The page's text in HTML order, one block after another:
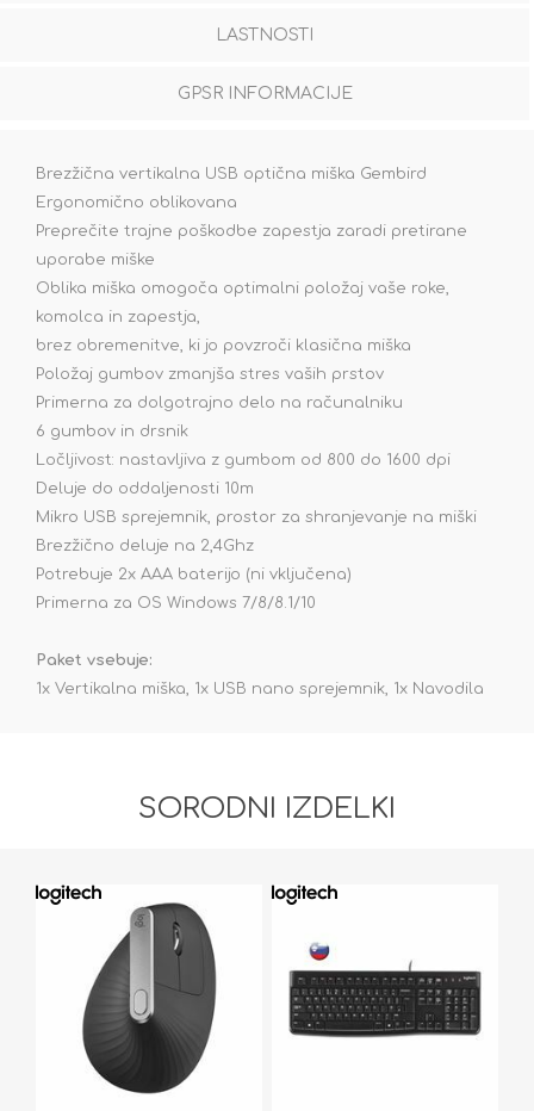
LASTNOSTI
GPSR INFORMACIJE
Brezžična vertikalna USB optična miška Gembird
Ergonomično oblikovana
Preprečite trajne poškodbe zapestja zaradi pretirane
uporabe miške
Oblika miška omogoča optimalni položaj vaše roke,
komolca in zapestja,
brez obremenitve, ki jo povzroči klasična miška
Položaj gumbov zmanjša stres vaših prstov
Primerna za dolgotrajno delo na računalniku
6 gumbov in drsnik
Ločljivost: nastavljiva z gumbom od 800 do 1600 dpi
Deluje do oddaljenosti 10m
Mikro USB sprejemnik, prostor za shranjevanje na miški
Brezžično deluje na 2,4Ghz
Potrebuje 2x AAA baterijo (ni vključena)
Primerna za OS Windows 7/8/8.1/10
Paket vsebuje:
1x Vertikalna miška, 1x USB nano sprejemnik, 1x Navodila
SORODNI IZDELKI